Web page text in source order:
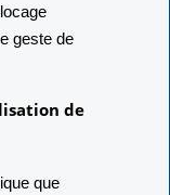
geste de
de
que